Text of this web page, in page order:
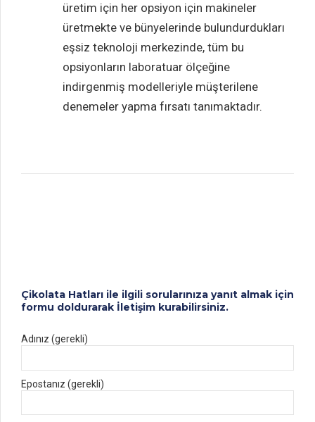
üretim için her opsiyon için makineler
üretmekte ve bünyelerinde bulundurdukları
eşsiz teknoloji merkezinde, tüm bu
opsiyonların laboratuar ölçeğine
indirgenmiş modelleriyle müşterilene
denemeler yapma fırsatı tanımaktadır.
Çikolata
Formlama
Hatları
Üretim
Formlama
Çikolata Hatları ile ilgili sorularınıza yanıt almak için
formu doldurarak İletişim kurabilirsiniz.
Adınız (gerekli)
Epostanız (gerekli)